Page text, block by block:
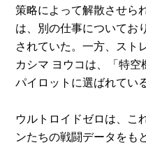
策略によって解散させら
は、別の仕事についてお
されていた。一方、スト
カシマ ヨウコは、「特
パイロットに選ばれてい
ウルトロイドゼロは、こ
ンたちの戦闘データをも